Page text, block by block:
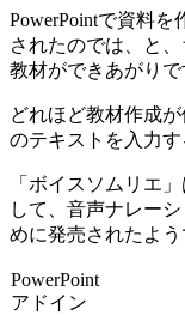
PowerPointで資料
されたのでは、と
教材ができあがりで
どれほど教材作成
のテキストを入力
「ボイスソムリエ
して、音声ナレー
めに発売されたよう
PowerPoint
アドイン